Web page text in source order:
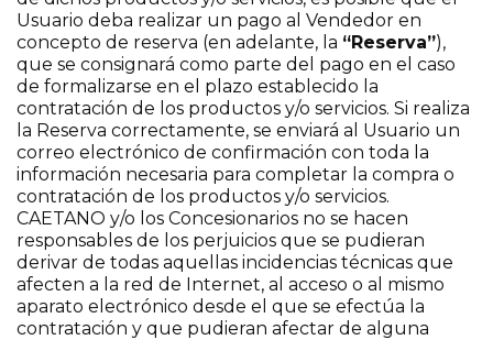
Usuario deba realizar un pago al Vendedor en
concepto de reserva (en adelante, la “Reserva”),
que se consignará como parte del pago en el caso
de formalizarse en el plazo establecido la
contratación de los productos y/o servicios. Si realiza
la Reserva correctamente, se enviará al Usuario un
correo electrónico de confirmación con toda la
información necesaria para completar la compra o
contratación de los productos y/o servicios.
CAETANO y/o los Concesionarios no se hacen
responsables de los perjuicios que se pudieran
derivar de todas aquellas incidencias técnicas que
afecten a la red de Internet, al acceso o al mismo
aparato electrónico desde el que se efectúa la
contratación y que pudieran afectar de alguna